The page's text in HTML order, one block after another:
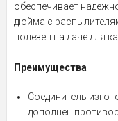
обеспечивает
дюйма с
полезен на даче для
Преимущества
Соединитель
дополнен